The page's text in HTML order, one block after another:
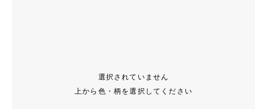
選択されていません
上から色・柄を選択してください